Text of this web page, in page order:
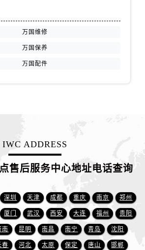
山东省枣庄市滕州市北辛路与善国路交叉口万国售后服务中心（需提前预约）
上海市黄浦区南京东路299号宏伊国际广场写字楼8层806室万国售后服务中心（需提前预约）
上海市徐汇区虹桥路3号港汇中心2座37层3705室万国售后服务中心（需提前预约）
浙江省杭州市上城区钱江路1366号华润大厦A座5层503-5室万国售后服务中心（需提前预约）
浙江省湖州市吴兴区劳动路万国售后服务中心（需提前预约）
万国维修
万国保养
万国配件
IWC ADDRESS
售后服务中心地址电话查询
深圳 天津 成都 重庆 南京 郑州
厦门 武汉 西安 大连 福州 贵阳
南 昆明 南昌 南宁 青岛 沈阳
春 河北 太原 保定 唐山 邯郸